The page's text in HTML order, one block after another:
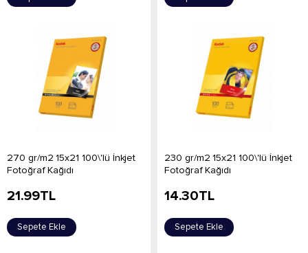
270 gr/m2 15x21 100\'lü İnkjet
Fotoğraf Kağıdı
21.99TL
Sepete Ekle
230 gr/m2 15x21 100\'lü İnkjet
Fotoğraf Kağıdı
14.30TL
Sepete Ekle